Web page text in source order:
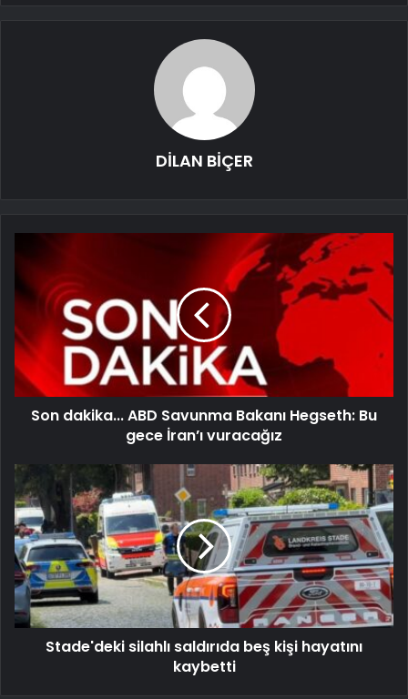
DİLAN BİÇER
Son dakika... ABD Savunma Bakanı Hegseth: Bu
gece İran’ı vuracağız
Stade'deki silahlı saldırıda beş kişi hayatını
kaybetti